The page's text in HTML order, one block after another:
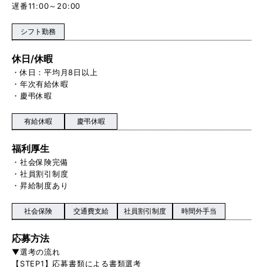
遅番11:00～20:00
シフト勤務
休日/休暇
・休日：平均月8日以上
・年次有給休暇
・慶弔休暇
有給休暇 慶弔休暇
福利厚生
・社会保険完備
・社員割引制度
・昇給制度あり
社会保険 交通費支給 社員割引制度 時間外手当
応募方法
▼選考の流れ
【STEP1】応募書類による書類選考